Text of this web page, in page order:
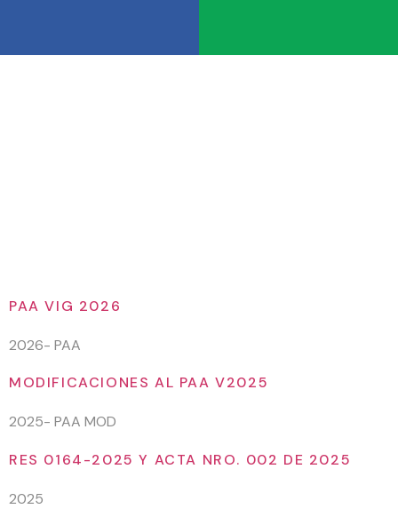
PAA VIG 2026
2026- PAA
MODIFICACIONES AL PAA V2025
2025- PAA MOD
RES 0164-2025 Y ACTA NRO. 002 DE 2025
2025